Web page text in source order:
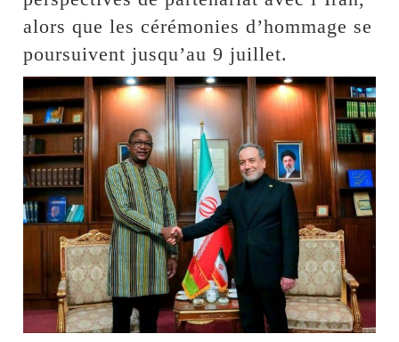
alors que les cérémonies d’hommage se
poursuivent jusqu’au 9 juillet.